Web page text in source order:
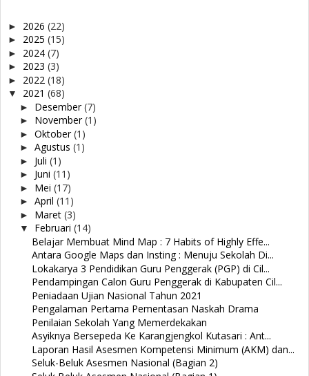
► 2026 (22)
► 2025 (15)
► 2024 (7)
► 2023 (3)
► 2022 (18)
▼ 2021 (68)
► Desember(7)
► November(1)
► Oktober(1)
► Agustus (1)
► Juli (1)
► Juni (11)
► Mei (17)
► April (11)
► Maret (3)
▼ Februari (14)
Belajar Membuat Mind Map : 7 Habits of Highly Effe...
Antara Google Maps dan Insting : Menuju Sekolah Di...
Lokakarya 3 Pendidikan Guru Penggerak (PGP) di Cil...
Pendampingan Calon Guru Penggerak di Kabupaten Cil...
Peniadaan Ujian Nasional Tahun 2021
Pengalaman Pertama Pementasan Naskah Drama
Penilaian Sekolah Yang Memerdekakan
Asyiknya Bersepeda Ke Karangjengkol Kutasari : Ant...
Laporan Hasil Asesmen Kompetensi Minimum (AKM) dan...
Seluk-Beluk Asesmen Nasional (Bagian 2)